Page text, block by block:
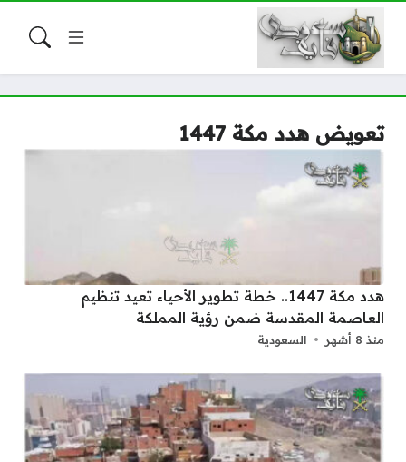
تعويض هدد مكة 1447
هدد مكة 1447.. خطة تطوير الأحياء تعيد تنظيم
العاصمة المقدسة ضمن رؤية المملكة
منذ 8 أشهر السعودية